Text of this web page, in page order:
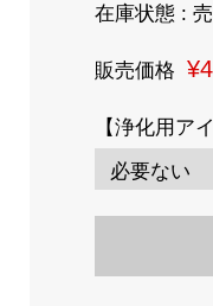
在庫状態 :
販売価格
【浄化用ア